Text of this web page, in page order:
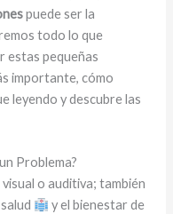
puede ser la
todo lo que
estas pequeñas
importante, cómo
leyendo y descubre las
Problema?
o auditiva; también
y el bienestar de